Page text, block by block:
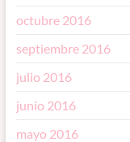
octubre 2016
septiembre 2016
julio 2016
junio 2016
mayo 2016